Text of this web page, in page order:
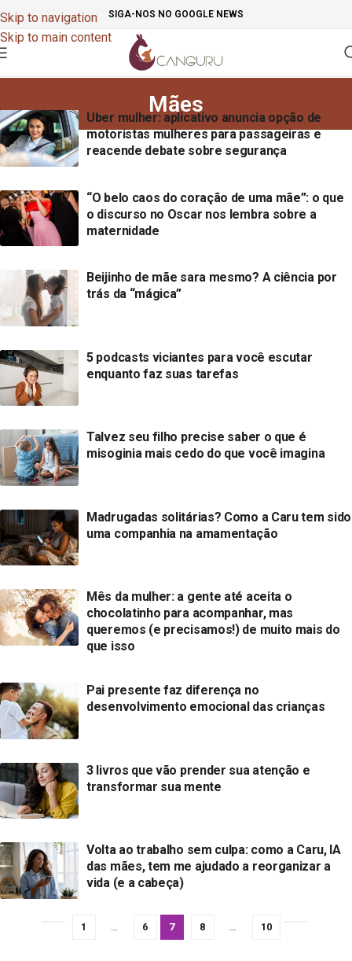
Skip to navigation
Skip to main content
SIGA-NOS NO GOOGLE NEWS
Mães
Uber mulher: aplicativo anuncia opção de
motoristas mulheres para passageiras e
reacende debate sobre segurança
“O belo caos do coração de uma mãe”: o que
o discurso no Oscar nos lembra sobre a
maternidade
Beijinho de mãe sara mesmo? A ciência por
trás da “mágica”
5 podcasts viciantes para você escutar
enquanto faz suas tarefas
Talvez seu filho precise saber o que é
misoginia mais cedo do que você imagina
Madrugadas solitárias? Como a Caru tem sido
uma companhia na amamentação
Mês da mulher: a gente até aceita o
chocolatinho para acompanhar, mas
queremos (e precisamos!) de muito mais do
que isso
Pai presente faz diferença no
desenvolvimento emocional das crianças
3 livros que vão prender sua atenção e
transformar sua mente
Volta ao trabalho sem culpa: como a Caru, IA
das mães, tem me ajudado a reorganizar a
vida (e a cabeça)
1 6 7 8 10